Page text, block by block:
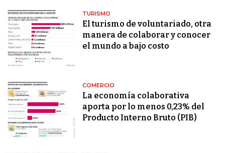
TURISMO
El turismo de voluntariado, otra
manera de colaborar y conocer
el mundo a bajo costo
COMERCIO
La economía colaborativa
aporta por lo menos 0,23% del
Producto Interno Bruto (PIB)